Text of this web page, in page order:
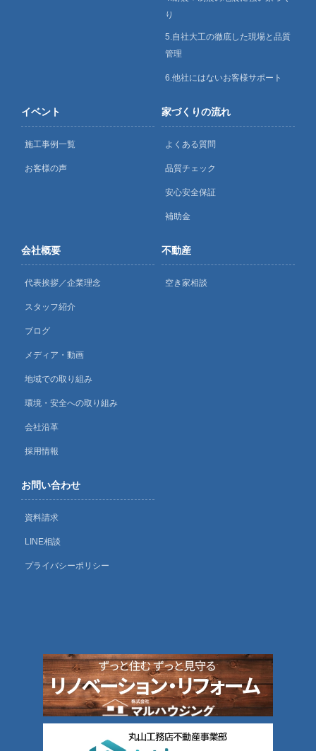
り
5.自社大工の徹底した現場と品質
管理
6.他社にはないお客様サポート
イベント
施工事例一覧
お客様の声
家づくりの流れ
よくある質問
品質チェック
安心安全保証
補助金
会社概要
代表挨拶／企業理念
スタッフ紹介
ブログ
メディア・動画
地域での取り組み
環境・安全への取り組み
会社沿革
採用情報
不動産
空き家相談
お問い合わせ
資料請求
LINE相談
プライバシーポリシー